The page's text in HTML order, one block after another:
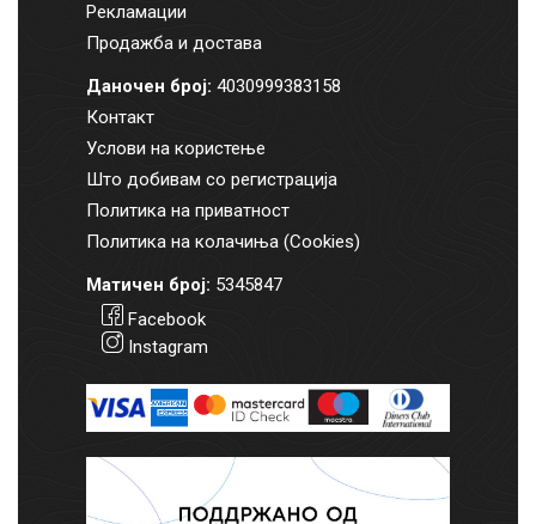
Рекламации
Продажба и достава
Даночен број: 4030999383158
Контакт
Услови на користење
Што добивам со регистрација
Политика на приватност
Политика на колачиња (Cookies)
Матичен број: 5345847
Facebook
Instagram